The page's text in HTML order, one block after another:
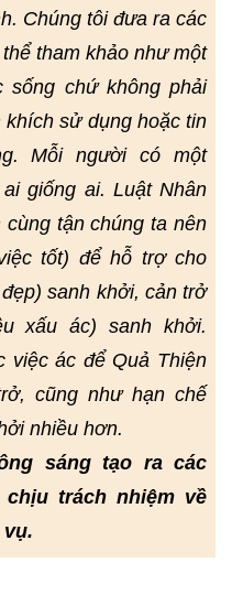
Chúng tôi đưa ra các
tham khảo như một
sống chứ không phải
sử dụng hoặc tin
Mỗi người có một
giống ai. Luật Nhân
tận chúng ta nên
tốt) để hỗ trợ cho
sanh khởi, cản trở
xấu ác) sanh khởi.
việc ác để Quả Thiện
cũng như hạn chế
nhiều hơn.
sáng tạo ra các
trách nhiệm về